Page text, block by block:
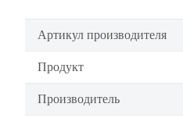
Артикул производителя
Продукт
Производитель